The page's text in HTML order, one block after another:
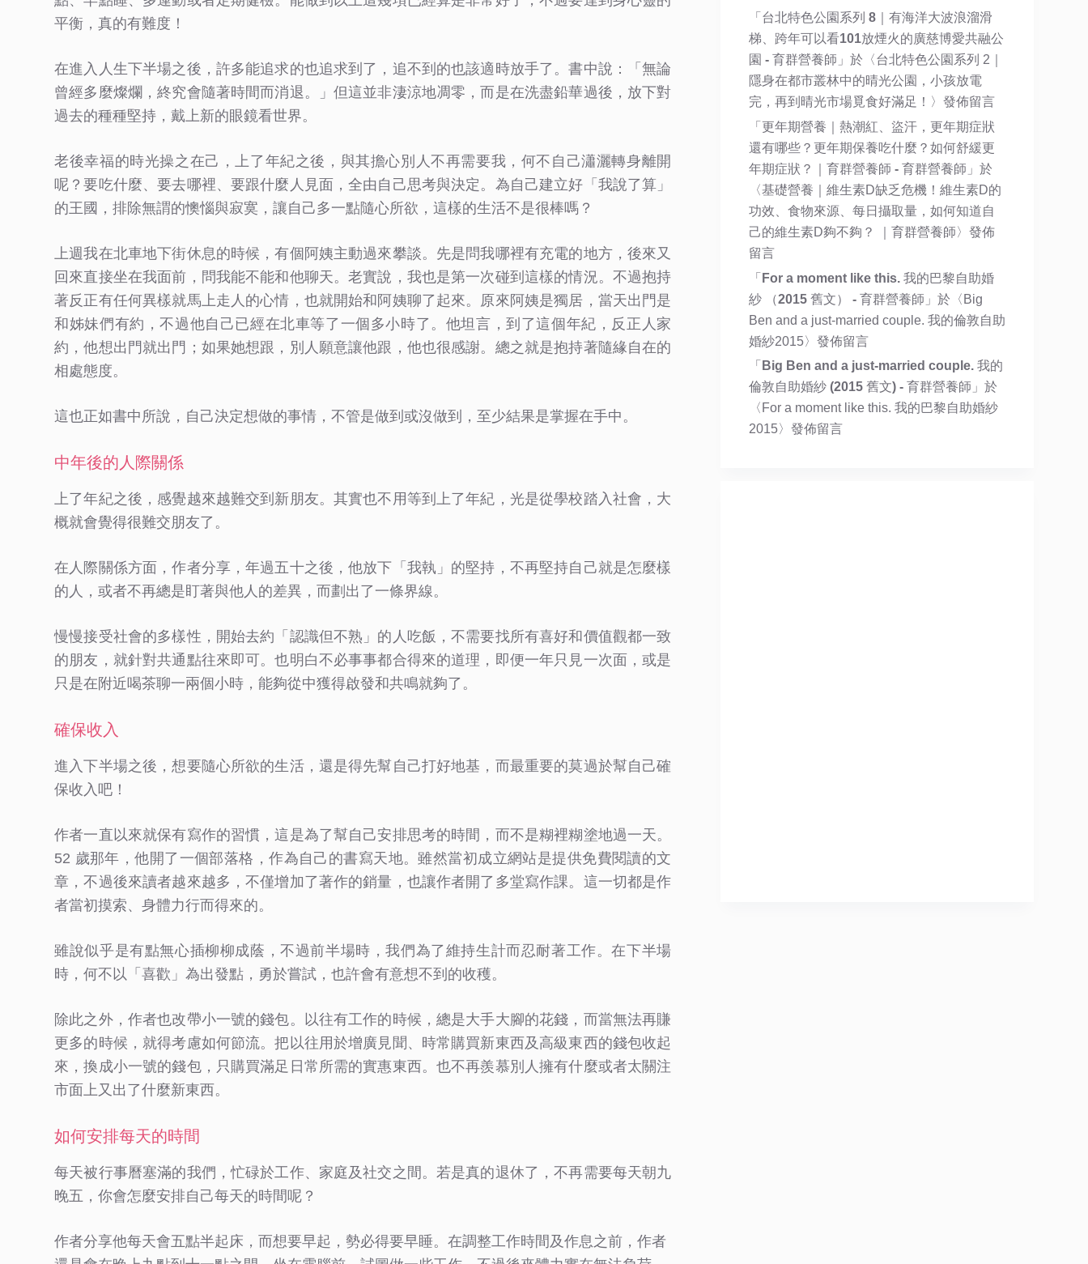
平衡，真的有難度！
在進入人生下半場之後，許多能追求的也追求到了，追不到的也該適時放手了。書中說：「無論
曾經多麼燦爛，終究會隨著時間而消退。」但這並非淒涼地凋零，而是在洗盡鉛華過後，放下對
過去的種種堅持，戴上新的眼鏡看世界。
老後幸福的時光操之在己，上了年紀之後，與其擔心別人不再需要我，何不自己瀟灑轉身離開
呢？要吃什麼、要去哪裡、要跟什麼人見面，全由自己思考與決定。為自己建立好「我說了算」
的王國，排除無謂的懊惱與寂寞，讓自己多一點隨心所欲，這樣的生活不是很棒嗎？
上週我在北車地下街休息的時候，有個阿姨主動過來攀談。先是問我哪裡有充電的地方，後來又
回來直接坐在我面前，問我能不能和他聊天。老實說，我也是第一次碰到這樣的情況。不過抱持
著反正有任何異樣就馬上走人的心情，也就開始和阿姨聊了起來。原來阿姨是獨居，當天出門是
和姊妹們有約，不過他自己已經在北車等了一個多小時了。他坦言，到了這個年紀，反正人家
約，他想出門就出門；如果她想跟，別人願意讓他跟，他也很感謝。總之就是抱持著隨緣自在的
相處態度。
這也正如書中所說，自己決定想做的事情，不管是做到或沒做到，至少結果是掌握在手中。
中年後的人際關係
上了年紀之後，感覺越來越難交到新朋友。其實也不用等到上了年紀，光是從學校踏入社會，大
概就會覺得很難交朋友了。
在人際關係方面，作者分享，年過五十之後，他放下「我執」的堅持，不再堅持自己就是怎麼樣
的人，或者不再總是盯著與他人的差異，而劃出了一條界線。
慢慢接受社會的多樣性，開始去約「認識但不熟」的人吃飯，不需要找所有喜好和價值觀都一致
的朋友，就針對共通點往來即可。也明白不必事事都合得來的道理，即便一年只見一次面，或是
只是在附近喝茶聊一兩個小時，能夠從中獲得啟發和共鳴就夠了。
確保收入
進入下半場之後，想要隨心所欲的生活，還是得先幫自己打好地基，而最重要的莫過於幫自己確
保收入吧！
作者一直以來就保有寫作的習慣，這是為了幫自己安排思考的時間，而不是糊裡糊塗地過一天。
52 歲那年，他開了一個部落格，作為自己的書寫天地。雖然當初成立網站是提供免費閱讀的文
章，不過後來讀者越來越多，不僅增加了著作的銷量，也讓作者開了多堂寫作課。這一切都是作
者當初摸索、身體力行而得來的。
雖說似乎是有點無心插柳柳成蔭，不過前半場時，我們為了維持生計而忍耐著工作。在下半場
時，何不以「喜歡」為出發點，勇於嘗試，也許會有意想不到的收穫。
除此之外，作者也改帶小一號的錢包。以往有工作的時候，總是大手大腳的花錢，而當無法再賺
更多的時候，就得考慮如何節流。把以往用於增廣見聞、時常購買新東西及高級東西的錢包收起
來，換成小一號的錢包，只購買滿足日常所需的實惠東西。也不再羨慕別人擁有什麼或者太關注
市面上又出了什麼新東西。
如何安排每天的時間
每天被行事曆塞滿的我們，忙碌於工作、家庭及社交之間。若是真的退休了，不再需要每天朝九
晚五，你會怎麼安排自己每天的時間呢？
作者分享他每天會五點半起床，而想要早起，勢必得要早睡。在調整工作時間及作息之前，作者
「 台北特色公園系列 8｜有海洋大波浪溜滑
梯、跨年可以看101放煙火的廣慈博愛共融公
園 - 育群營養師 」於〈台北特色公園系列 2｜
隱身在都市叢林中的晴光公園，小孩放電
完，再到晴光市場覓食好滿足！ 〉發佈留言
「 更年期營養｜熱潮紅、盜汗，更年期症狀
還有哪些？更年期保養吃什麼？如何舒緩更
年期症狀？｜育群營養師 - 育群營養師 」於
〈基礎營養｜維生素D缺乏危機！維生素D的
功效、食物來源、每日攝取量，如何知道自
己的維生素D夠不夠？ ｜育群營養師〉發佈
留言
「 For a moment like this. 我的巴黎自助婚
紗 （2015 舊文） - 育群營養師 」於〈 Big
Ben and a just-married couple. 我的倫敦自助
婚紗2015〉發佈留言
「 Big Ben and a just-married couple. 我的
倫敦自助婚紗 (2015 舊文) - 育群營養師 」於
〈 For a moment like this. 我的巴黎自助婚紗
2015〉發佈留言